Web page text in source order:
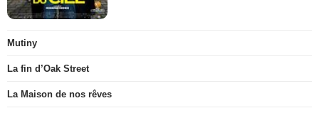
Mutiny
La fin d’Oak Street
La Maison de nos rêves